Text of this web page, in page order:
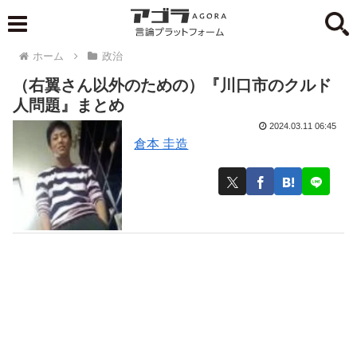
ホーム 政治
（右翼さん以外のための）『川口市のクルド
人問題』まとめ
倉本 圭造
2024.03.11 06:45